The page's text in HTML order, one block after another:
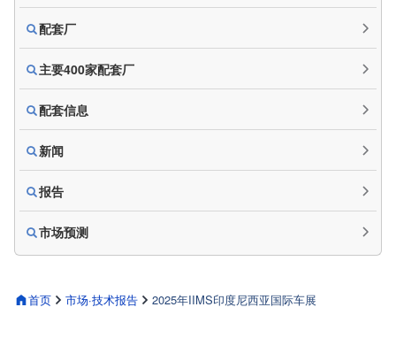
首页 市场·技术报告 2025年IIMS印度尼西亚国际车展
配套厂
主要400家配套厂
配套信息
新闻
报告
市场预测